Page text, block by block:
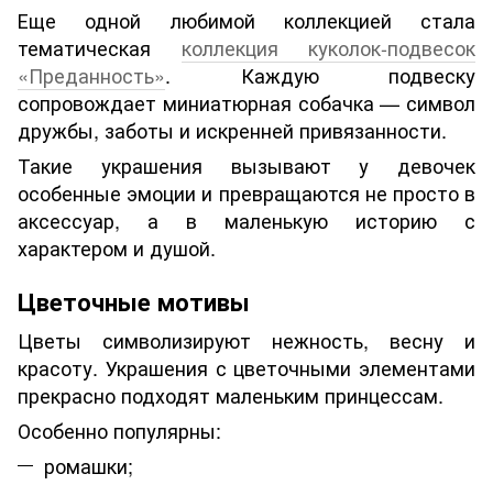
Еще одной любимой коллекцией стала
тематическая коллекция куколок-подвесок
«Преданность». Каждую подвеску
сопровождает миниатюрная собачка — символ
дружбы, заботы и искренней привязанности.
Такие украшения вызывают у девочек
особенные эмоции и превращаются не просто в
аксессуар, а в маленькую историю с
характером и душой.
Цветочные мотивы
Цветы символизируют нежность, весну и
красоту. Украшения с цветочными элементами
прекрасно подходят маленьким принцессам.
Особенно популярны:
ромашки;